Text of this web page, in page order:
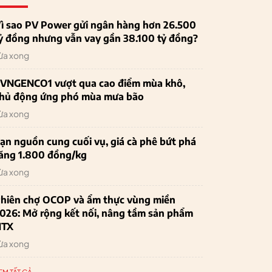
sao PV Power gửi ngân hàng hơn 26.500
đồng nhưng vẫn vay gần 38.100 tỷ đồng?
xong
vượt qua cao điểm mùa khô,
động ứng phó mùa mưa bão
xong
nguồn cung cuối vụ, giá cà phê bứt phá
1.800 đồng/kg
xong
chợ OCOP và ẩm thực vùng miền
Mở rộng kết nối, nâng tầm sản phẩm
xong